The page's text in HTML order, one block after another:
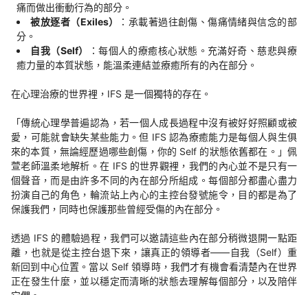
痛而做出衝動行為的部分。
被放逐者（Exiles）
：承載著過往創傷、傷痛情緒與信念的部
分。
自我（Self）
：每個人的療癒核心狀態。充滿好奇、慈悲與療
癒力量的本質狀態，能溫柔連結並療癒所有的內在部分。
在心理治療的世界裡，IFS 是一個獨特的存在。
「傳統心理學普遍認為，若一個人成長過程中沒有被好好照顧或被
愛，可能就會缺失某些能力。但 IFS 認為療癒能力是每個人與生俱
來的本質，無論經歷過哪些創傷，你的 Self 的狀態依舊都在。」佩
萱老師溫柔地解析。在 IFS 的世界觀裡，我們的內心並不是只有一
個聲音，而是由許多不同的內在部分所組成。每個部分都盡心盡力
扮演自己的角色，輪流站上內心的主控台發號施令，目的都是為了
保護我們，同時也保護那些曾經受傷的內在部分。
透過 IFS 的體驗過程，我們可以邀請這些內在部分稍微退開一點距
離，也就是從主控台退下來，讓真正的領導者——自我（Self）重
新回到中心位置。當以 Self 領導時，我們才有機會看清楚內在世界
正在發生什麼，並以穩定而清晰的狀態去理解每個部分，以及陪伴